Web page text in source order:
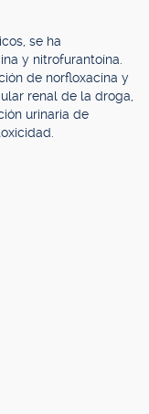
se ha
y nitrofurantoína.
de norfloxacina y
renal de la droga,
urinaria de